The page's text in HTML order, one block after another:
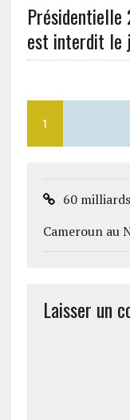
Présidentielle
est interdit le
1
60
Cameroun au
Laisser un